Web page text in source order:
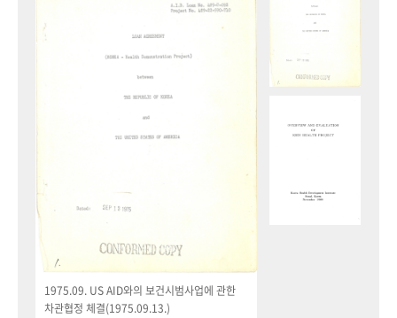
1975.09. US AID와의 보건시범사업에 관한
차관협정 체결(1975.09.13.)